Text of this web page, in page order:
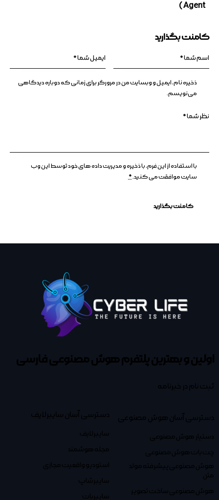
Agent )
کامنت بگذارید
ذخیره نام، ایمیل و وبسایت من در مرورگر برای زمانی که دوباره دیدگاهی
می‌نویسم.
با استفاده از این فرم، با ذخیره و مدیریت داده های خود توسط این وب
سایت موافقت می کنید.*
اولین و بهترین پلتفرمهوش مصنوعی فارسی
ثبت نام در خبرنامه
دسترسی آسان هوش مصنوعی
دستیار هوش مصنوعی
چت بات هوش مصنوعی
هوش مصنوعی پیشرفته مولد
متن
هوش مصنوعی ساخت تصویر
دسترسی آسان سایبرلایف
سایبرلایف
مجله هوشمند
استودیو واقعیت مجازی
سایبرشاپ
سایبربات